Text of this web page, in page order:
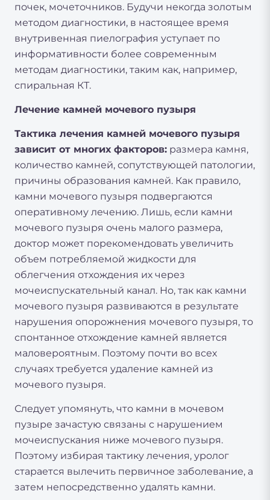
почек, мочеточников. Будучи некогда золотым
методом диагностики, в настоящее время
внутривенная пиелография уступает по
информативности более современным
методам диагностики, таким как, например,
спиральная КТ.
Лечение камней мочевого пузыря
Тактика лечения камней мочевого пузыря
зависит от многих факторов: размера камня,
количество камней, сопутствующей патологии,
причины образования камней. Как правило,
камни мочевого пузыря подвергаются
оперативному лечению. Лишь, если камни
мочевого пузыря очень малого размера,
доктор может порекомендовать увеличить
объем потребляемой жидкости для
облегчения отхождения их через
мочеиспускательный канал. Но, так как камни
мочевого пузыря развиваются в результате
нарушения опорожнения мочевого пузыря, то
спонтанное отхождение камней является
маловероятным. Поэтому почти во всех
случаях требуется удаление камней из
мочевого пузыря.
Следует упомянуть, что камни в мочевом
пузыре зачастую связаны с нарушением
мочеиспускания ниже мочевого пузыря.
Поэтому избирая тактику лечения, уролог
старается вылечить первичное заболевание, а
затем непосредственно удалять камни.